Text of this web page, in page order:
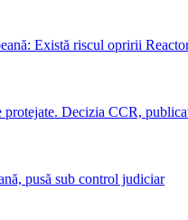
Există riscul opririi
protejate. Decizia CCR,
pusă sub control judiciar